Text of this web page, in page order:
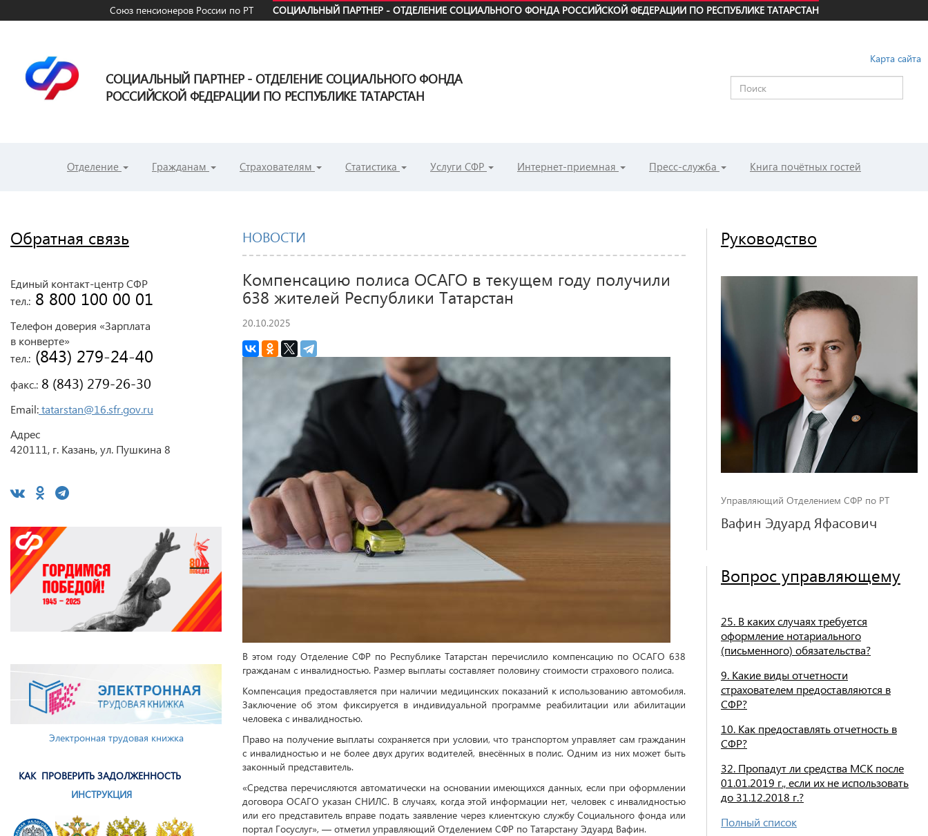
Союз пенсионеров России по РТ СОЦИАЛЬНЫЙ ПАРТНЕР - ОТДЕЛЕНИЕ СОЦИАЛЬНОГО ФОНДА РОССИЙСКОЙ ФЕДЕРАЦИИ ПО РЕСПУБЛИКЕ ТАТАРСТАН
СОЦИАЛЬНЫЙ ПАРТНЕР - ОТДЕЛЕНИЕ СОЦИАЛЬНОГО ФОНДА
РОССИЙСКОЙ ФЕДЕРАЦИИ ПО РЕСПУБЛИКЕ ТАТАРСТАН
Карта сайта
Отделение Гражданам Страхователям Статистика Услуги СФР Интернет-приемная Пресс-служба Книга почётных гостей
НОВОСТИ
Компенсацию полиса ОСАГО в текущем году получили
638 жителей Республики Татарстан
20.10.2025
В этом году Отделение СФР по Республике Татарстан перечислило компенсацию по ОСАГО 638
гражданам с инвалидностью. Размер выплаты составляет половину стоимости страхового полиса.
Компенсация предоставляется при наличии медицинских показаний к использованию автомобиля.
Заключение об этом фиксируется в индивидуальной программе реабилитации или абилитации
человека с инвалидностью.
Право на получение выплаты сохраняется при условии, что транспортом управляет сам гражданин
с инвалидностью и не более двух других водителей, внесённых в полис. Одним из них может быть
законный представитель.
«Средства перечисляются автоматически на основании имеющихся данных, если при оформлении
договора ОСАГО указан СНИЛС. В случаях, когда этой информации нет, человек с инвалидностью
или его представитель вправе подать заявление через клиентскую службу Социального фонда или
портал Госуслуг», — отметил управляющий Отделением СФР по Татарстану Эдуард Вафин.
Обратная связь
Единый контакт-центр СФР
тел.: 8 800 100 00 01
Телефон доверия «Зарплата
в конверте»
тел.: (843) 279-24-40
факс.: 8 (843) 279-26-30
Email:tatarstan@16.sfr.gov.ru
Адрес
420111, г. Казань, ул. Пушкина 8
Электронная трудовая книжка
КАК ПРОВЕРИТЬ ЗАДОЛЖЕННОСТЬ
ИНСТРУКЦИЯ
Руководство
Управляющий Отделением СФР по РТ
Вафин Эдуард Яфасович
Вопрос управляющему
25. В каких случаях требуется
оформление нотариального
(письменного) обязательства?
9. Какие виды отчетности
страхователем предоставляются в
СФР?
10. Как предоставлять отчетность в
СФР?
32. Пропадут ли средства МСК после
01.01.2019 г., если их не использовать
до 31.12.2018 г.?
Полный список